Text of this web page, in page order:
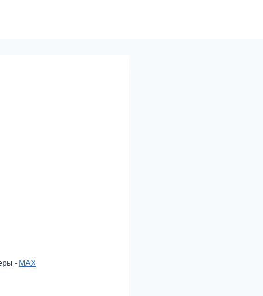
- MAX